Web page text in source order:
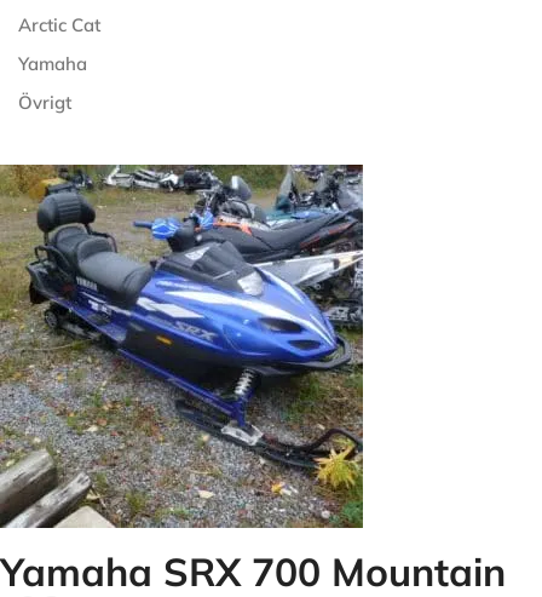
Arctic Cat
Yamaha
Övrigt
Yamaha SRX 700 Mountain